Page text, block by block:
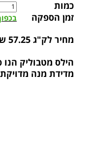
כמות
זמן הספקה
מחיר לק"ג 57.25 ש"ח
הילס מטבוליק
מדידת מנה